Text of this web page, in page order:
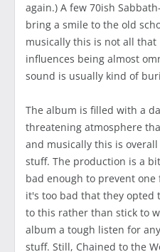
again.) A few 70ish
bring a smile to the old
musically this is not all
influences being almost
sound is usually kind of
The album is filled with a
threatening atmosphere
and musically this is
stuff. The production is a
bad enough to prevent
it's too bad that they opted
to this rather than stick to
album a tough listen for
stuff. Still, Chained to the